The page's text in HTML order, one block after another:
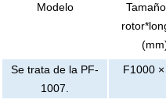
Modelo
Se trata de la PF-
1007.
F1000